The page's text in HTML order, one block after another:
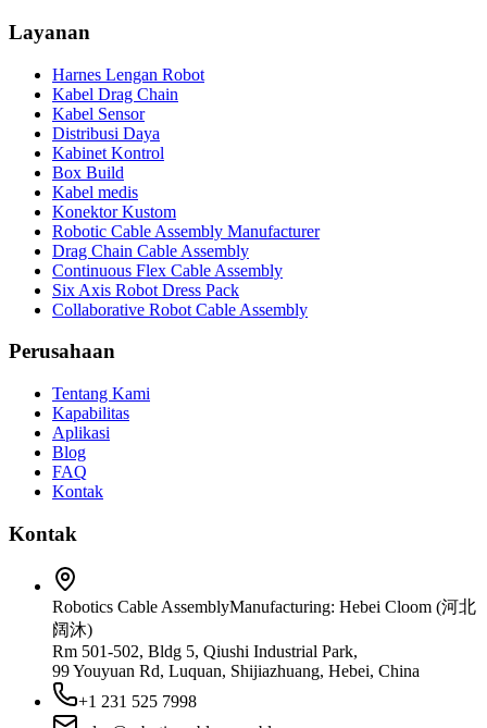
Layanan
Harnes Lengan Robot
Kabel Drag Chain
Kabel Sensor
Distribusi Daya
Kabinet Kontrol
Box Build
Kabel medis
Konektor Kustom
Robotic Cable Assembly Manufacturer
Drag Chain Cable Assembly
Continuous Flex Cable Assembly
Six Axis Robot Dress Pack
Collaborative Robot Cable Assembly
Perusahaan
Tentang Kami
Kapabilitas
Aplikasi
Blog
FAQ
Kontak
Kontak
Robotics Cable AssemblyManufacturing: Hebei Cloom (河北
阔沐)
Rm 501-502, Bldg 5, Qiushi Industrial Park,
99 Youyuan Rd, Luquan, Shijiazhuang, Hebei, China
+1 231 525 7998